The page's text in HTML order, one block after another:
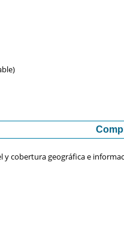
cobertura geográfica e